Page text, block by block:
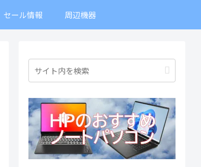
セール情報 周辺機器